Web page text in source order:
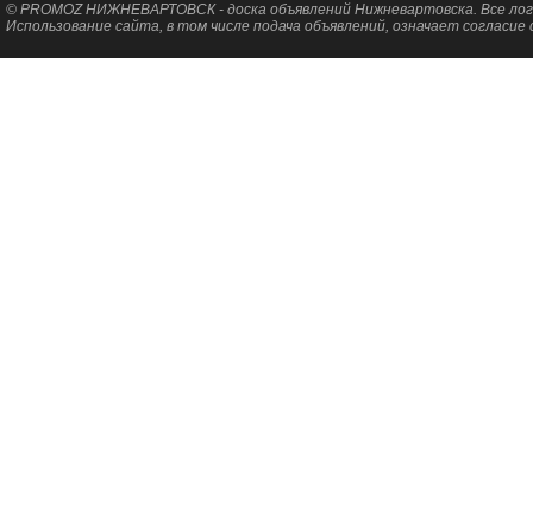
© PROMOZ НИЖНЕВАРТОВСК - доска объявлений Нижневартовска. Все
Использование сайта, в том числе подача объявлений, означает